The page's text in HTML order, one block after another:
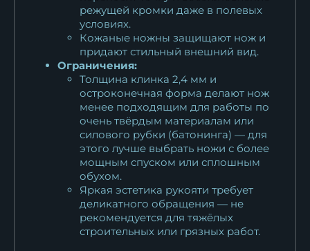
режущей кромки даже в полевых
условиях.
Кожаные ножны защищают нож и
придают стильный внешний вид.
Ограничения:
Толщина клинка 2,4 мм и
остроконечная форма делают нож
менее подходящим для работы по
очень твёрдым материалам или
силового рубки (батонинга) — для
этого лучше выбрать ножи с более
мощным спуском или сплошным
обухом.
Яркая эстетика рукояти требует
деликатного обращения — не
рекомендуется для тяжёлых
строительных или грязных работ.